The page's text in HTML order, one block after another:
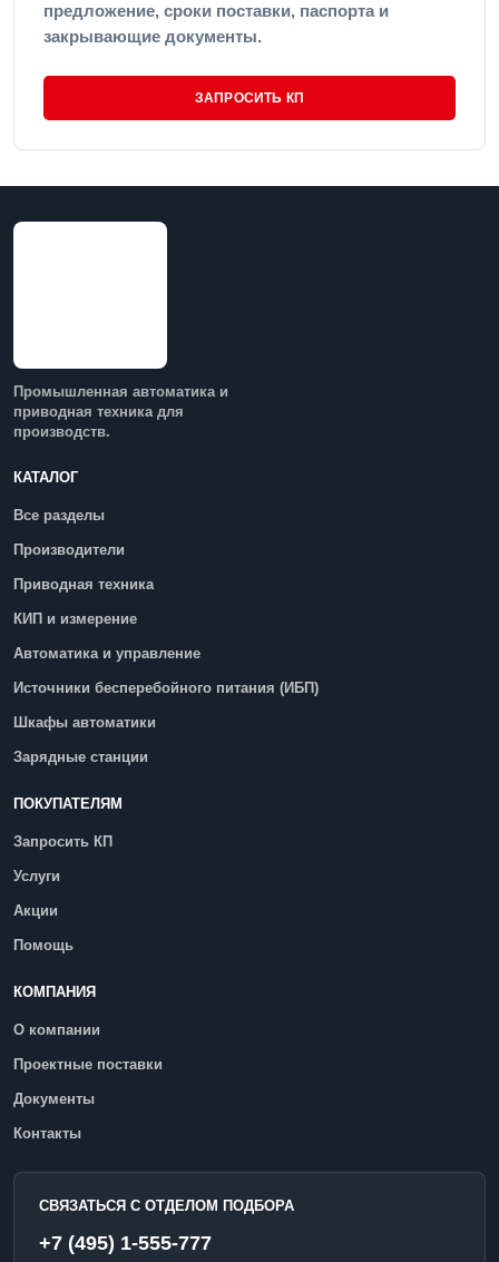
предложение, сроки поставки, паспорта и
закрывающие документы.
ЗАПРОСИТЬ КП
Промышленная автоматика и
приводная техника для
производств.
КАТАЛОГ
Все разделы
Производители
Приводная техника
КИП и измерение
Автоматика и управление
Источники бесперебойного питания (ИБП)
Шкафы автоматики
Зарядные станции
ПОКУПАТЕЛЯМ
Запросить КП
Услуги
Акции
Помощь
КОМПАНИЯ
О компании
Проектные поставки
Документы
Контакты
СВЯЗАТЬСЯ С ОТДЕЛОМ ПОДБОРА
+7 (495) 1-555-777